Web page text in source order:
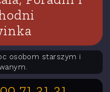
osobom starszym i